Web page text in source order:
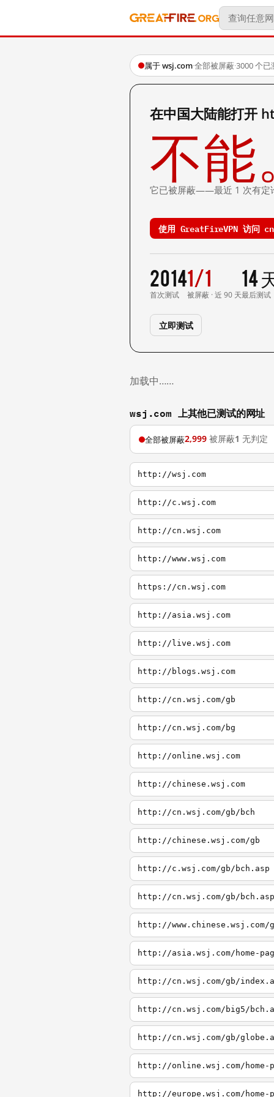
属于 wsj.com·全部被屏蔽·3000 个已
在中国大陆能打开
不能
它已被屏蔽——最近 1 次有定
使用 GreatFireVPN 访问
2014
首次测试
1/1
被屏蔽 · 近 90 天
14
最后测试
立即测试
加载中……
wsj.com 上其他已测试的网址
全部被屏蔽2,999 被屏蔽1 无判定
http://wsj.com
http://c.wsj.com
http://cn.wsj.com
http://www.wsj.com
https://cn.wsj.com
http://asia.wsj.com
http://live.wsj.com
http://blogs.wsj.com
http://cn.wsj.com/gb
http://cn.wsj.com/bg
http://online.wsj.com
http://chinese.wsj.com
http://cn.wsj.com/gb/bch
http://chinese.wsj.com/gb
http://c.wsj.com/gb/bch.asp
http://cn.wsj.com/gb/bch.asp
http://www.chinese.wsj.com/
http://asia.wsj.com/home-
http://cn.wsj.com/gb/
http://cn.wsj.com/big5/
http://cn.wsj.com/gb/
http://online.wsj.com/home-
http://europe.wsj.com/home-